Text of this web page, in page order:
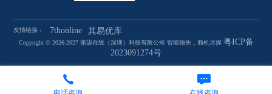
友情链接： 7thonline 其易优库
Copyright © 2026-2027 第柒在线（深圳）科技有限公司 智能领先，商机尽握 粤ICP备
2023091274号